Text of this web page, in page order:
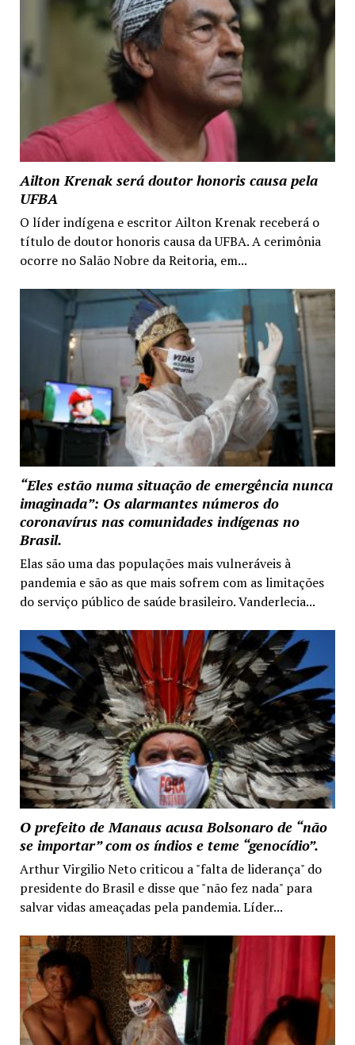
Ailton Krenak será doutor honoris causa pela
UFBA
O líder indígena e escritor Ailton Krenak receberá o
título de doutor honoris causa da UFBA. A cerimônia
ocorre no Salão Nobre da Reitoria, em...
“Eles estão numa situação de emergência nunca
imaginada”: Os alarmantes números do
coronavírus nas comunidades indígenas no
Brasil.
Elas são uma das populações mais vulneráveis à
pandemia e são as que mais sofrem com as limitações
do serviço público de saúde brasileiro. Vanderlecia...
O prefeito de Manaus acusa Bolsonaro de “não
se importar” com os índios e teme “genocídio”.
Arthur Virgilio Neto criticou a "falta de liderança" do
presidente do Brasil e disse que "não fez nada" para
salvar vidas ameaçadas pela pandemia. Líder...